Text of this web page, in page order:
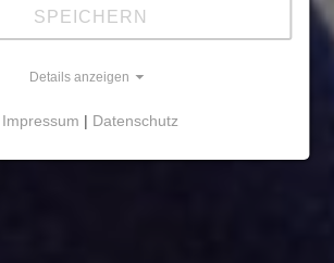
SPEICHERN
Details anzeigen
Impressum | Datenschutz